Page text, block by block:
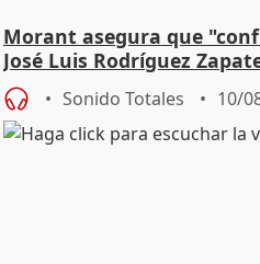
Morant asegura que
José Luis Rodríguez
Sonido Totales 10/